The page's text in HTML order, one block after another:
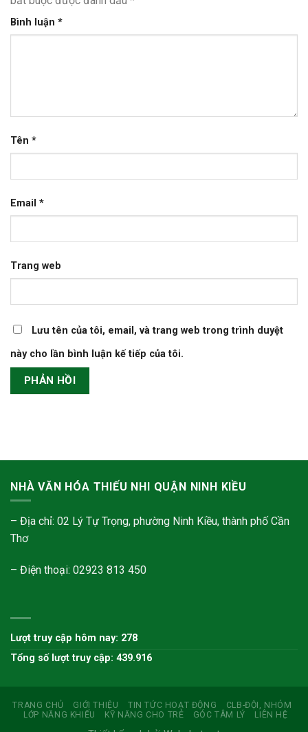
Bình luận *
Tên *
Email *
Trang web
Lưu tên của tôi, email, và trang web trong trình duyệt
này cho lần bình luận kế tiếp của tôi.
NHÀ VĂN HÓA THIẾU NHI QUẬN NINH KIỀU
– Địa chỉ: 02 Lý Tự Trọng, phường Ninh Kiều, thành phố Cần
Thơ
– Điện thoại: 02923 813 450
Lượt truy cập hôm nay: 278
Tổng số lượt truy cập: 439.916
TRANG CHỦ GIỚI THIỆU TIN TỨC HOẠT ĐỘNG
CLB-ĐỘI, NHÓM
LỚP NĂNG KHIẾU
KỸ NĂNG CHO TRẺ GÓC TÂM LÝ LIÊN HỆ